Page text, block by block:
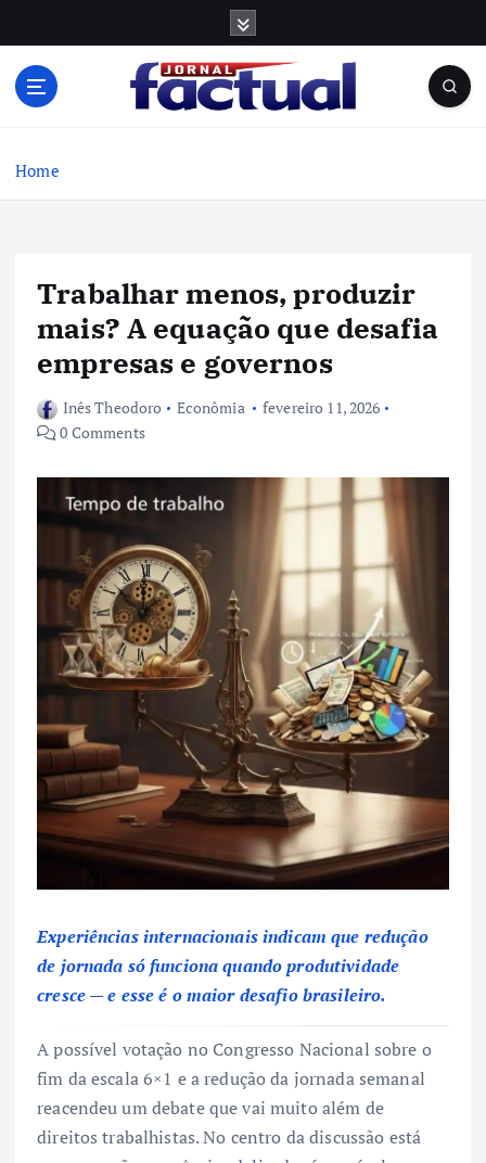
Home
Trabalhar menos, produzir
mais? A equação que desafia
empresas e governos
Inês Theodoro Econômia
fevereiro 11, 2026
0 Comments
Experiências internacionais indicam que redução
de jornada só funciona quando produtividade
cresce — e esse é o maior desafio brasileiro.
A possível votação no Congresso Nacional sobre o
fim da escala 6×1 e a redução da jornada semanal
reacendeu um debate que vai muito além de
direitos trabalhistas. No centro da discussão está